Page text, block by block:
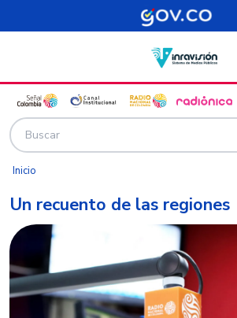
Pasar al contenido principal
Inicio
Un recuento de las regiones